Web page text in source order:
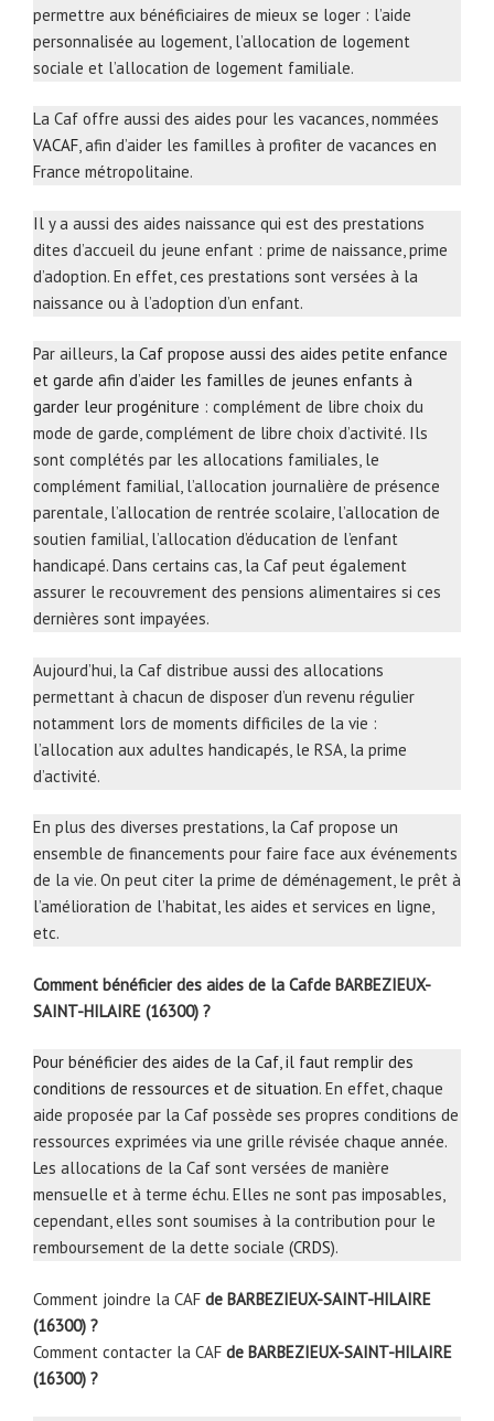
permettre aux bénéficiaires de mieux se loger : l’aide
personnalisée au logement, l’allocation de logement
sociale et l’allocation de logement familiale.
La Caf offre aussi des aides pour les vacances, nommées
VACAF, afin d’aider les familles à profiter de vacances en
France métropolitaine.
Il y a aussi des aides naissance qui est des prestations
dites d’accueil du jeune enfant : prime de naissance, prime
d’adoption. En effet, ces prestations sont versées à la
naissance ou à l’adoption d’un enfant.
Par ailleurs, la Caf propose aussi des aides petite enfance
et garde afin d’aider les familles de jeunes enfants à
garder leur progéniture : complément de libre choix du
mode de garde, complément de libre choix d’activité. Ils
sont complétés par les allocations familiales, le
complément familial, l’allocation journalière de présence
parentale, l’allocation de rentrée scolaire, l’allocation de
soutien familial, l’allocation d’éducation de l’enfant
handicapé. Dans certains cas, la Caf peut également
assurer le recouvrement des pensions alimentaires si ces
dernières sont impayées.
Aujourd’hui, la Caf distribue aussi des allocations
permettant à chacun de disposer d’un revenu régulier
notamment lors de moments difficiles de la vie :
l’allocation aux adultes handicapés, le RSA, la prime
d’activité.
En plus des diverses prestations, la Caf propose un
ensemble de financements pour faire face aux événements
de la vie. On peut citer la prime de déménagement, le prêt à
l’amélioration de l’habitat, les aides et services en ligne,
etc.
Comment bénéficier des aides de la Cafde BARBEZIEUX-
SAINT-HILAIRE (16300) ?
Pour bénéficier des aides de la Caf, il faut remplir des
conditions de ressources et de situation. En effet, chaque
aide proposée par la Caf possède ses propres conditions de
ressources exprimées via une grille révisée chaque année.
Les allocations de la Caf sont versées de manière
mensuelle et à terme échu. Elles ne sont pas imposables,
cependant, elles sont soumises à la contribution pour le
remboursement de la dette sociale (CRDS).
Comment joindre la CAF de BARBEZIEUX-SAINT-HILAIRE
(16300) ?
Comment contacter la CAF de BARBEZIEUX-SAINT-HILAIRE
(16300) ?